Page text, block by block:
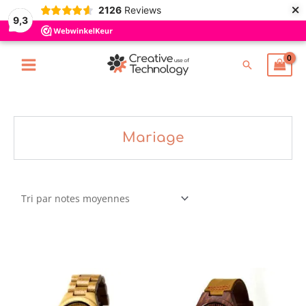
9,3
2126 Reviews ×
Aller
au
Rechercher
Mariage